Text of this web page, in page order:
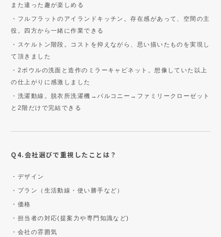
また違った趣が楽しめる
・フルフラットのアイランドキッチン。存在感があって、空間の主
役。四方から一緒に作業できる
・スケルトン階段。コストを抑えながら、思い描いたものを実現し
て頂きました
・2ボウルの洗面と造作のミラーキャビネット。想像していた以上
の仕上がりに感激しました
・洗濯動線。脱衣所洗濯機→バルコニー→ファミリークローゼット
と2階だけで完結できる
Q4.会社選びで重視したことは？
・デザイン
・プラン（生活動線・使い勝手など）
・価格
・担当者の対応(提案力や専門知識など)
・会社の雰囲気